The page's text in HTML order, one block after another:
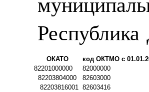
Республика
ОКАТО
код ОКТМО с
82201000000
82000000
82203804000
82603000
82203816001 82603416